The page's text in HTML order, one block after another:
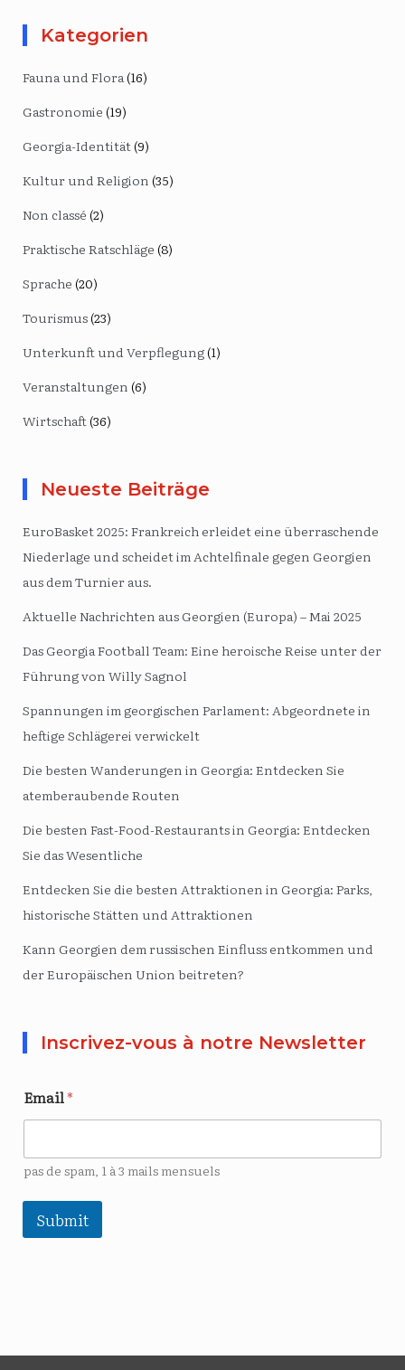
Kategorien
Fauna und Flora (16)
Gastronomie (19)
Georgia-Identität (9)
Kultur und Religion (35)
Non classé (2)
Praktische Ratschläge (8)
Sprache (20)
Tourismus(23)
Unterkunft und Verpflegung(1)
Veranstaltungen (6)
Wirtschaft(36)
Neueste Beiträge
EuroBasket 2025: Frankreich erleidet eine überraschende
Niederlage und scheidet im Achtelfinale gegen Georgien
aus dem Turnier aus.
Aktuelle Nachrichten aus Georgien (Europa) – Mai 2025
Das Georgia Football Team: Eine heroische Reise unter der
Führung von Willy Sagnol
Spannungen im georgischen Parlament: Abgeordnete in
heftige Schlägerei verwickelt
Die besten Wanderungen in Georgia: Entdecken Sie
atemberaubende Routen
Die besten Fast-Food-Restaurants in Georgia: Entdecken
Sie das Wesentliche
Entdecken Sie die besten Attraktionen in Georgia: Parks,
historische Stätten und Attraktionen
Kann Georgien dem russischen Einfluss entkommen und
der Europäischen Union beitreten?
Inscrivez-vous à notre Newsletter
Email*
pas de spam, 1 à 3 mails mensuels
Submit